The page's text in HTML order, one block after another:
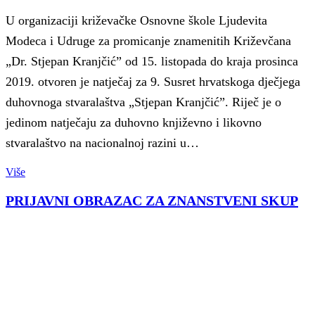
U organizaciji križevačke Osnovne škole Ljudevita
Modeca i Udruge za promicanje znamenitih Križevčana
„Dr. Stjepan Kranjčić” od 15. listopada do kraja prosinca
2019. otvoren je natječaj za 9. Susret hrvatskoga dječjega
duhovnoga stvaralaštva „Stjepan Kranjčić”. Riječ je o
jedinom natječaju za duhovno književno i likovno
stvaralaštvo na nacionalnoj razini u…
Više
PRIJAVNI OBRAZAC ZA ZNANSTVENI SKUP